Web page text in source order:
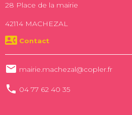
28 Place de la mairie
42114 MACHEZAL
Contact
mairie.machezal@copler.fr
04 77 62 40 35